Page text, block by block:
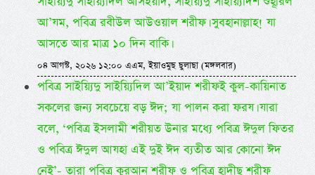
আ’যম, পবিত্র রবীউল আউওয়াল শরীফ। সুবহানাল্লাহ! যা
আসতে আর মাত্র ১০ দিন বাকি।
০৪ আগস্ট, ২০২৬ ১২:০০ এএম, ইয়াওমুছ ছুলাছা (মঙ্গলবার)
পবিত্র সাইয়্যিদু সাইয়্যিদিল আ’ইয়াদ শরীফই কুল-কায়িনাত
সকলের জন্য সবচেয়ে বড় ঈদ; যা পালন করা ফরয। যারা
বলে, ‘পবিত্র ইসলামী শরীয়ত উনার মধ্যে পবিত্র ঈদুল ফিতর
ও পবিত্র ঈদুল আযহা এই দুই ঈদ ব্যতীত আর কোনো ঈদ
নেই’- তারা পবিত্র কুরআন শরীফ ও পবিত্র হাদীছ শরীফ